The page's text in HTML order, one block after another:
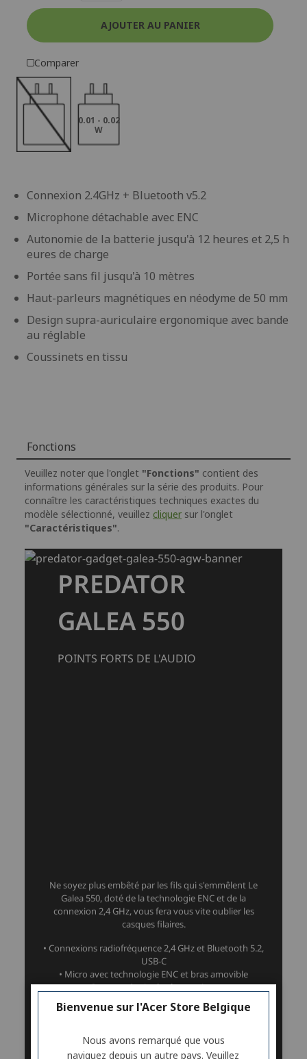
Connexion 2.4GHz + Bluetooth v5.2
Microphone détachable avec ENC
Autonomie de la batterie jusqu'à 12 heures et 2,5 h
eures de charge
Portée sans fil jusqu'à 10 mètres
Haut-parleurs magnétiques en néodyme de 50 mm
Design supra-auriculaire ergonomique avec bande
au réglable
Coussinets en tissu
AJOUTER AU PANIER
Comparer
0.01 - 0.02
W
Fonctions
Veuillez noter que l'onglet "Fonctions" contient des
informations générales sur la série des produits. Pour
connaître les caractéristiques techniques exactes du
modèle sélectionné, veuillez cliquer sur l'onglet
"Caractéristiques".
Bienvenue sur l'Acer Store Belgique
Nous avons remarqué que vous
naviguez depuis un autre pays. Veuillez